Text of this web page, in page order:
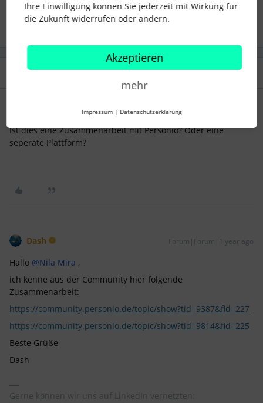
1 Personen gefällt dies
4 Antworten Älteste zuerst
Forum|Forum|1 year ago
Ist dies eine Zusammenarbeit mit Personio? Oder eine
seperate Plattform?
Dash Forum|Forum|1 year ago
Hallo ​ @Nila Mira ,
ich kenne aus der Community hier folgende
Zusammenarbeit:
https://community.personio.de/topic/show?tid=9387&fid=227
https://community.personio.de/topic/show?tid=9814&fid=225
Beste Grüße
Dash
Gerne können wir uns auf LinkedIn vernetzten:
Ihre Einwilligung können Sie jederzeit mit Wirkung für
die Zukunft widerrufen oder ändern.
Akzeptieren
mehr
Impressum | Datenschutzerklärung